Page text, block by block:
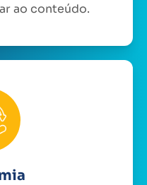
ao conteúdo.